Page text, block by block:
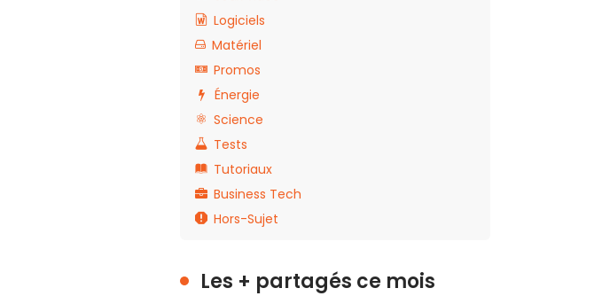
Logiciels
Matériel
Promos
Énergie
Science
Tests
Tutoriaux
Business Tech
Hors-Sujet
Les + partagés ce mois